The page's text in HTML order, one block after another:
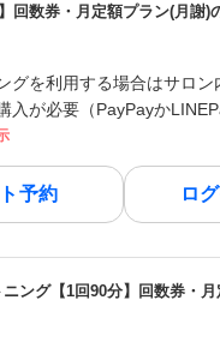
回数券・月定額プラン(月謝)
グを利用する場合はサロン
入が必要（PayPayか
予約 ロ
ング【1回90分】回数券・